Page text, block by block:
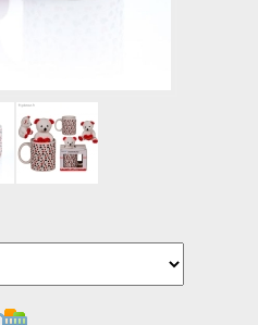
Ajouter au panier